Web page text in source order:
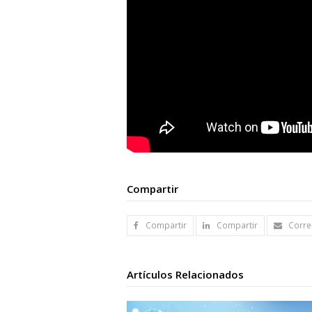
Compartir
Compartir Compartir
Artículos Relacionados